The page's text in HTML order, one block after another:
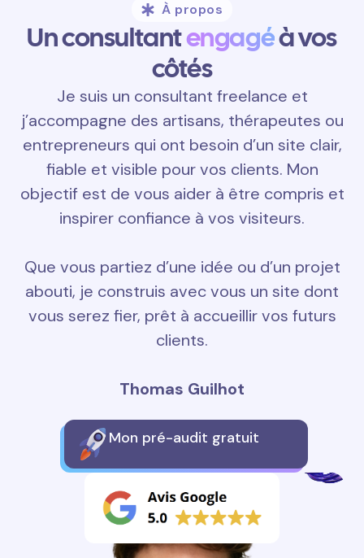
À propos
Un consultantengagéà vos
côtés
Je suis un consultant freelance et
j’accompagne des artisans, thérapeutes ou
entrepreneurs qui ont besoin d’un site clair,
fiable et visible pour vos clients. Mon
objectif est de vous aider à être compris et
inspirer confiance à vos visiteurs.
Que vous partiez d’une idée ou d’un projet
abouti, je construis avec vous un site dont
vous serez fier, prêt à accueillir vos futurs
clients.
Thomas Guilhot
Mon pré-audit gratuit